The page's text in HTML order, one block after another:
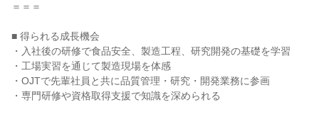
＝＝＝
■ 得られる成長機会
・入社後の研修で食品安全、製造工程、研究開発の基礎を学習
・工場実習を通じて製造現場を体感
・OJTで先輩社員と共に品質管理・研究・開発業務に参画
・専門研修や資格取得支援で知識を深められる